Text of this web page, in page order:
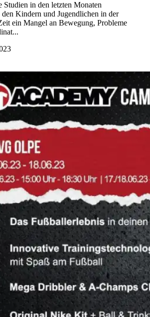
Studien in den letzten Monaten
den Kindern und Jugendlichen in der
ein Mangel an Bewegung, Probleme